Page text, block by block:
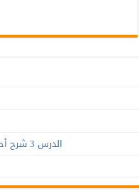
الدرس 3 شرح أحاديث من (صحيح مسلم): كتاب الإيمان 1